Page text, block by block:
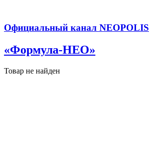
Официальный канал NEOPOLIS
«Формула-НЕО»
Товар не найден